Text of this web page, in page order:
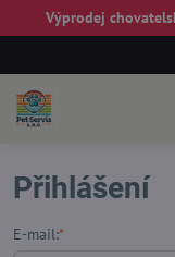
Výprodej
Přihlášení
E-mail:*